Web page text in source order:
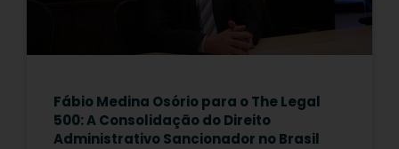
Fábio Medina Osório para o The Legal
500: A Consolidação do Direito
Administrativo Sancionador no Brasil